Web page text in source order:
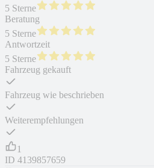
5 Sterne
Beratung
5 Sterne
Antwortzeit
5 Sterne
Fahrzeug gekauft
Fahrzeug wie beschrieben
Weiterempfehlungen
1
ID 4139857659